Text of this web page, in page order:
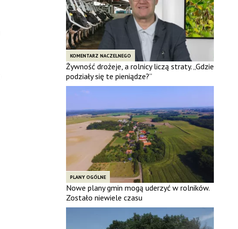
KOMENTARZ NACZELNEGO
Żywność drożeje, a rolnicy liczą straty. „Gdzie
podziały się te pieniądze?”
PLANY OGÓLNE
Nowe plany gmin mogą uderzyć w rolników.
Zostało niewiele czasu